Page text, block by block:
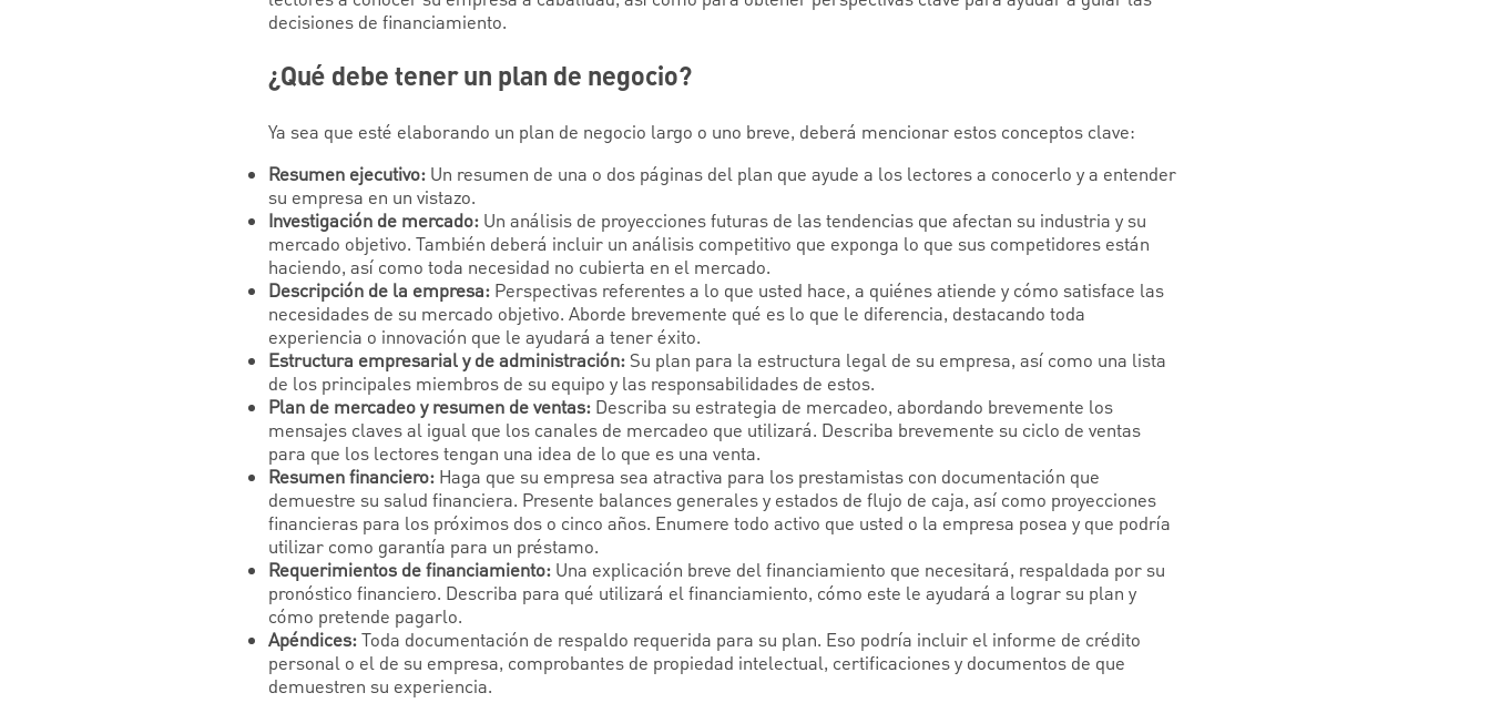
decisiones de financiamiento.
¿Qué debe tener un plan de negocio?
Ya sea que esté elaborando un plan de negocio largo o uno breve, deberá mencionar estos conceptos clave:
Resumen ejecutivo: Un resumen de una o dos páginas del plan que ayude a los lectores a conocerlo y a entender
su empresa en un vistazo.
Investigación de mercado: Un análisis de proyecciones futuras de las tendencias que afectan su industria y su
mercado objetivo. También deberá incluir un análisis competitivo que exponga lo que sus competidores están
haciendo, así como toda necesidad no cubierta en el mercado.
Descripción de la empresa: Perspectivas referentes a lo que usted hace, a quiénes atiende y cómo satisface las
necesidades de su mercado objetivo. Aborde brevemente qué es lo que le diferencia, destacando toda
experiencia o innovación que le ayudará a tener éxito.
Estructura empresarial y de administración:Su plan para la estructura legal de su empresa, así como una lista
de los principales miembros de su equipo y las responsabilidades de estos.
Plan de mercadeo y resumen de ventas: Describa su estrategia de mercadeo, abordando brevemente los
mensajes claves al igual que los canales de mercadeo que utilizará. Describa brevemente su ciclo de ventas
para que los lectores tengan una idea de lo que es una venta.
Resumen financiero: Haga que su empresa sea atractiva para los prestamistas con documentación que
demuestre su salud financiera. Presente balances generales y estados de flujo de caja, así como proyecciones
financieras para los próximos dos o cinco años. Enumere todo activo que usted o la empresa posea y que podría
utilizar como garantía para un préstamo.
Requerimientos de financiamiento: Una explicación breve del financiamiento que necesitará, respaldada por su
pronóstico financiero. Describa para qué utilizará el financiamiento, cómo este le ayudará a lograr su plan y
cómo pretende pagarlo.
Apéndices:Toda documentación de respaldo requerida para su plan. Eso podría incluir el informe de crédito
personal o el de su empresa, comprobantes de propiedad intelectual, certificaciones y documentos de que
demuestren su experiencia.